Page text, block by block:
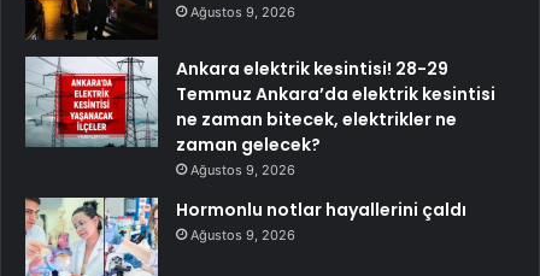
Ağustos 9, 2026
Ankara elektrik kesintisi! 28-29
Temmuz Ankara’da elektrik kesintisi
ne zaman bitecek, elektrikler ne
zaman gelecek?
Ağustos 9, 2026
Hormonlu notlar hayallerini çaldı
Ağustos 9, 2026